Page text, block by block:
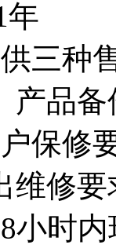
年
三种
产品
保修
维修
小时